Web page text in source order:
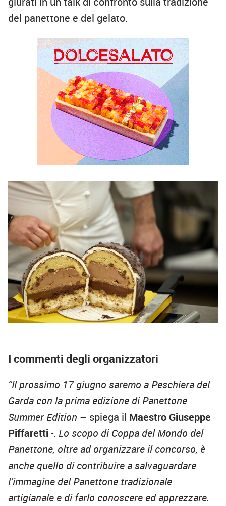
del panettone e del gelato.
I commenti degli organizzatori
“Il prossimo 17 giugno saremo a Peschiera del
Garda con la prima edizione di Panettone
Summer Edition – spiega il Maestro Giuseppe
Piffaretti -. Lo scopo di Coppa del Mondo del
Panettone, oltre ad organizzare il concorso, è
anche quello di contribuire a salvaguardare
l’immagine del Panettone tradizionale
artigianale e di farlo conoscere ed apprezzare.